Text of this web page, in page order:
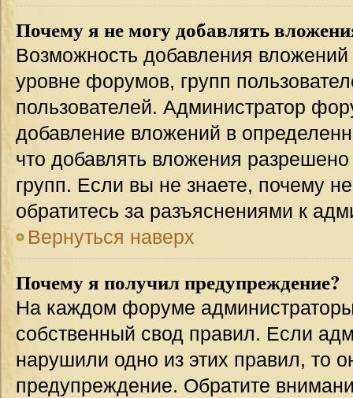
Почему я не могу добавлять
Возможность добавления
уровне форумов, групп
пользователей. Администратор
добавление вложений в
что добавлять вложения
групп. Если вы не знаете, почему
обратитесь за разъяснениями к
Вернуться наверх
Почему я получил предупреждение?
На каждом форуме
собственный свод правил. Если
нарушили одно из этих правил, то
предупреждение. Обратите